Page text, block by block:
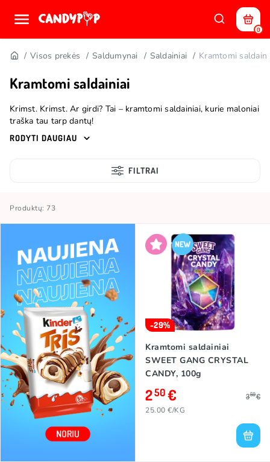
0
Visos prekės Saldumynai Saldainiai Kramtomi
Kramtomi saldainiai
Krimst. Krimst. Ar girdi? Tai – kramtomi saldainiai, kurie maloniai
traška tau tarp dantų!
Iš kur jų gavai? Iš Candy Pop, kur daugiau!
RODYTI DAUGIAU
FILTRAI
Produktų: 73
-29%
Kramtomi saldainiai
SWEET GANG CRYSTAL
CANDY, 100g
250€ 350€
25.00 €/KG